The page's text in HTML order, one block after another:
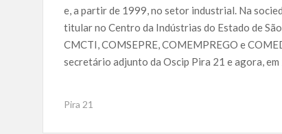
e, a partir de 1999, no setor industrial. Na
titular no Centro da Indústrias do Estado de
CMCTI, COMSEPRE, COMEMPREGO e
secretário adjunto da Oscip Pira 21 e agora,
Pira 21